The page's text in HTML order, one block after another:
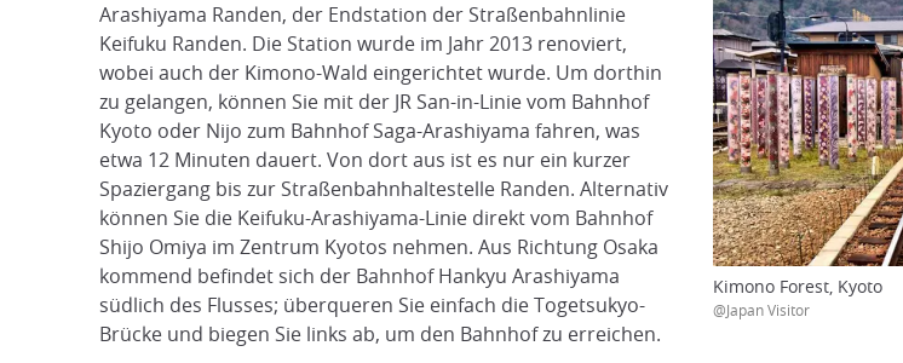
Arashiyama Randen, der Endstation der Straßenbahnlinie
Keifuku Randen. Die Station wurde im Jahr 2013 renoviert,
wobei auch der Kimono-Wald eingerichtet wurde. Um dorthin
zu gelangen, können Sie mit der JR San-in-Linie vom Bahnhof
Kyoto oder Nijo zum Bahnhof Saga-Arashiyama fahren, was
etwa 12 Minuten dauert. Von dort aus ist es nur ein kurzer
Spaziergang bis zur Straßenbahnhaltestelle Randen. Alternativ
können Sie die Keifuku-Arashiyama-Linie direkt vom Bahnhof
Shijo Omiya im Zentrum Kyotos nehmen. Aus Richtung Osaka
kommend befindet sich der Bahnhof Hankyu Arashiyama
südlich des Flusses; überqueren Sie einfach die Togetsukyo-
Brücke und biegen Sie links ab, um den Bahnhof zu erreichen.
Kimono Forest, Kyoto
@Japan Visitor